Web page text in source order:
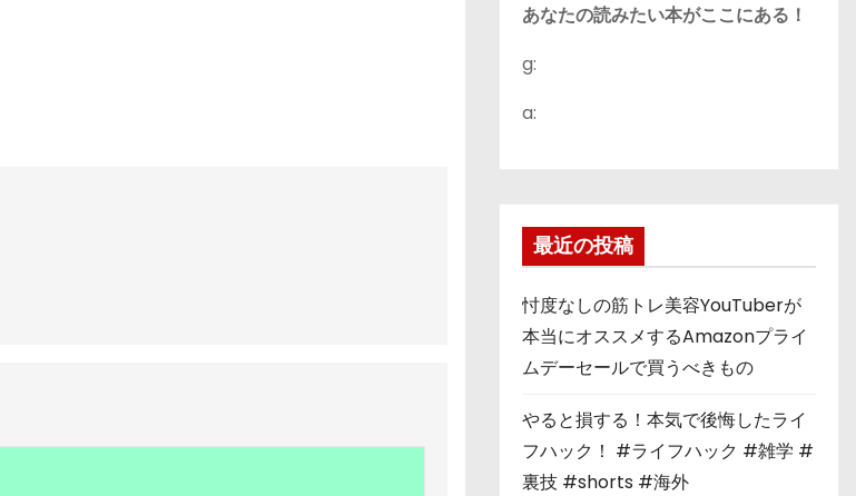
あなたの読みたい本がここにある！
g:
a:
最近の投稿
忖度なしの筋トレ美容YouTuberが
本当にオススメするAmazonプライ
ムデーセールで買うべきもの
やると損する！本気で後悔したライ
フハック！ #ライフハック #雑学 #
裏技 #shorts #海外